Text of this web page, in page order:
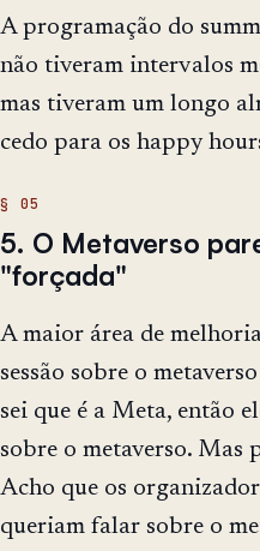
A programação do
não tiveram intervalos
mas tiveram um longo
cedo para os happy
5. O Metaverso
"forçada"
A maior área de
sessão sobre o
sei que é a Meta, então
sobre o metaverso. Mas
Acho que os
queriam falar sobre o